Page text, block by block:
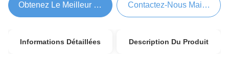
Obtenez Le Meilleur Prix Contactez-Nous Maintenant
Informations Détaillées Description Du Produit